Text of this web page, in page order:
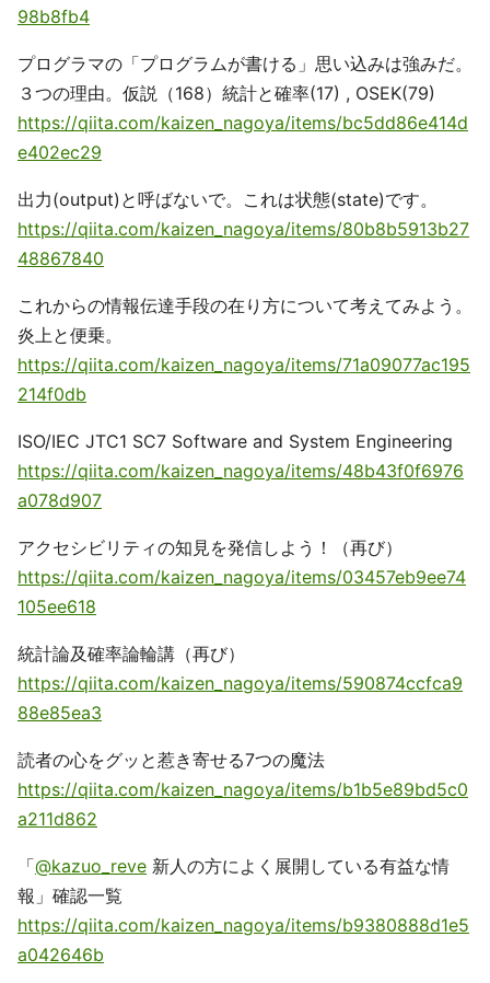
98b8fb4
プログラマの「プログラムが書ける」思い込みは強みだ。
３つの理由。仮説（168）統計と確率(17) , OSEK(79)
https://qiita.com/kaizen_nagoya/items/bc5dd86e414d
e402ec29
出力(output)と呼ばないで。これは状態(state)です。
https://qiita.com/kaizen_nagoya/items/80b8b5913b27
48867840
これからの情報伝達手段の在り方について考えてみよう。
炎上と便乗。
https://qiita.com/kaizen_nagoya/items/71a09077ac195
214f0db
ISO/IEC JTC1 SC7 Software and System Engineering
https://qiita.com/kaizen_nagoya/items/48b43f0f6976
a078d907
アクセシビリティの知見を発信しよう！（再び）
https://qiita.com/kaizen_nagoya/items/03457eb9ee74
105ee618
統計論及確率論輪講（再び）
https://qiita.com/kaizen_nagoya/items/590874ccfca9
88e85ea3
読者の心をグッと惹き寄せる7つの魔法
https://qiita.com/kaizen_nagoya/items/b1b5e89bd5c0
a211d862
「@kazuo_reve 新人の方によく展開している有益な情
報」確認一覧
https://qiita.com/kaizen_nagoya/items/b9380888d1e5
a042646b